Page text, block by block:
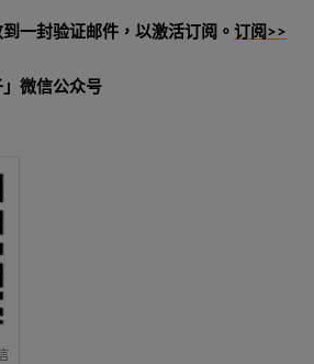
一封验证邮件，以激活订阅。 订阅>>
微信公众号